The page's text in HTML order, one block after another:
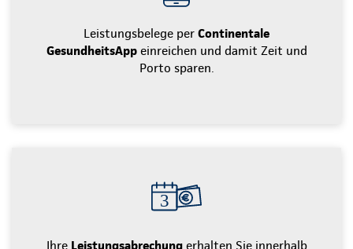
Leistungsbelege per Continentale
GesundheitsAppeinreichen und damit Zeit und
Porto sparen.
Ihre Leistungsabrechungerhalten Sie innerhalb